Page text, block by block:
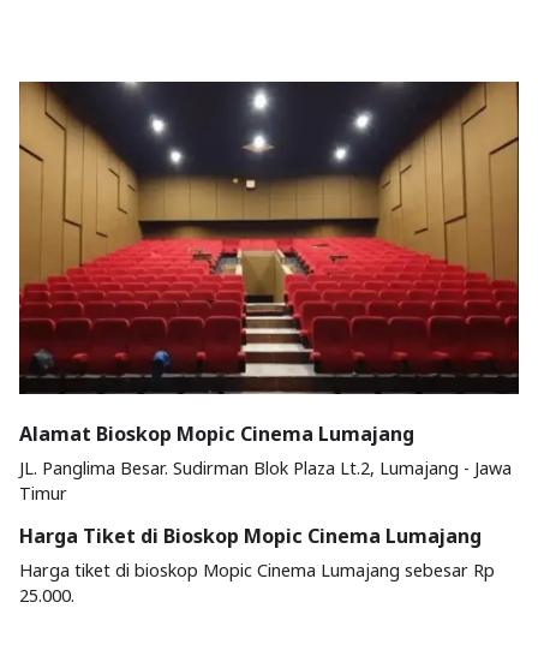
Alamat Bioskop Mopic Cinema Lumajang
JL. Panglima Besar. Sudirman Blok Plaza Lt.2, Lumajang - Jawa
Timur
Harga Tiket di Bioskop Mopic Cinema Lumajang
Harga tiket di bioskop Mopic Cinema Lumajang sebesar Rp
25.000.